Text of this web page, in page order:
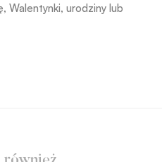
Walentynki, urodziny lub